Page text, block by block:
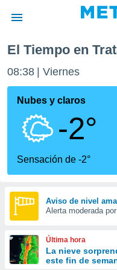
de
por
que se
calidad.
a este
las
y
digital
basada
El Tiempo en
08:38 Viernes
Nubes y claros
-2°
Sensación de -2°
Aviso de nivel
Alerta moderada
Última hora
La nieve
este fin de